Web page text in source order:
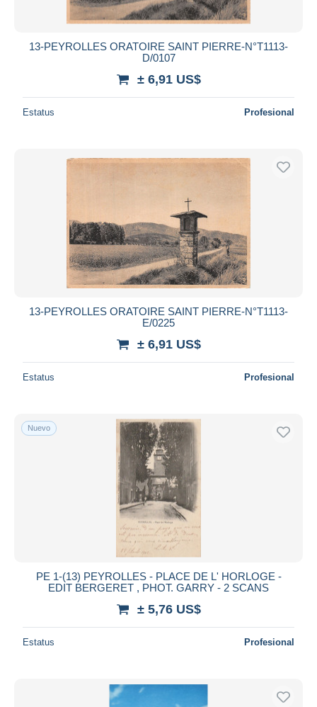
13-PEYROLLES ORATOIRE SAINT PIERRE-N°T1113-
D/0107
± 6,91 US$
Estatus Profesional
13-PEYROLLES ORATOIRE SAINT PIERRE-N°T1113-
E/0225
± 6,91 US$
Estatus Profesional
Nuevo
PE 1-(13) PEYROLLES - PLACE DE L' HORLOGE -
EDIT BERGERET , PHOT. GARRY - 2 SCANS
± 5,76 US$
Estatus Profesional